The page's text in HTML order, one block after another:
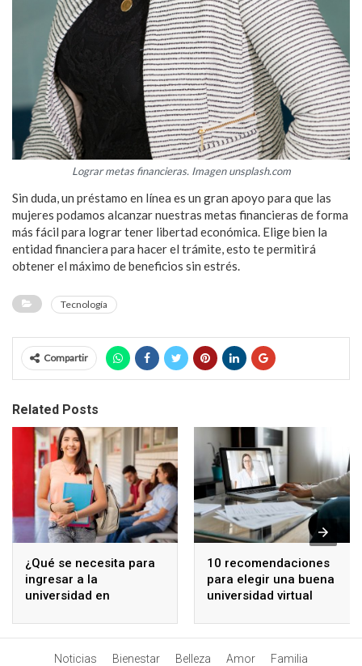
Lograr metas financieras. Imagen unsplash.com
Sin duda, un préstamo en línea es un gran apoyo para que las
mujeres podamos alcanzar nuestras metas financieras de forma
más fácil para lograr tener libertad económica. Elige bien la
entidad financiera para hacer el trámite, esto te permitirá
obtener el máximo de beneficios sin estrés.
Tecnología
Compartir
Related Posts
¿Qué se necesita para
ingresar a la
universidad en
10 recomendaciones
para elegir una buena
universidad virtual
Noticias Bienestar Belleza Amor Familia